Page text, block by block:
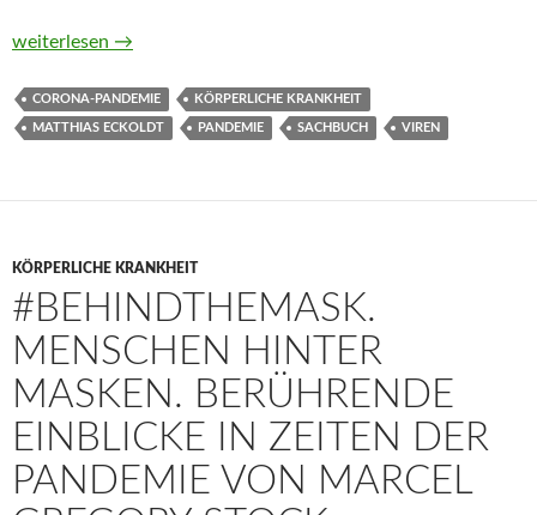
Virus. Partikel, Paranoia, Pandemien von Matthias Eckoldt
weiterlesen →
CORONA-PANDEMIE KÖRPERLICHE KRANKHEIT
MATTHIAS ECKOLDT PANDEMIE SACHBUCH VIREN
KÖRPERLICHE KRANKHEIT
#BEHINDTHEMASK.
MENSCHEN HINTER
MASKEN. BERÜHRENDE
EINBLICKE IN ZEITEN DER
PANDEMIE VON MARCEL